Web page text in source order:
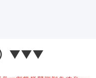
）▼▼▼